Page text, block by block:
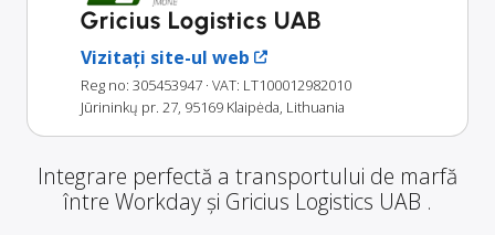
Gricius Logistics UAB
Vizitați site-ul web
Reg no: 305453947 · VAT: LT100012982010
Jūrininkų pr. 27, 95169 Klaipėda, Lithuania
Integrare perfectă a transportului de marfă
între Workday și Gricius Logistics UAB .